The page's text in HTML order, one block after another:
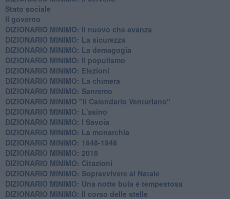
Stato sociale
Il governo
DIZIONARIO MINIMO: Il nuovo che avanza
DIZIONARIO MINIMO: La sicurezza
DIZIONARIO MINIMO: La demagogia
DIZIONARIO MINIMO: Il populismo
DIZIONARIO MINIMO: Elezioni
DIZIONARIO MINIMO: La chimera
DIZIONARIO MINIMO: Sanremo
DIZIONARIO MINIMO "Il Calendario Venturiano"
DIZIONARIO MINIMO: L'asino
DIZIONARIO MINIMO: I Savoia
DIZIONARIO MINIMO: La monarchia
DIZIONARIO MINIMO: 1848-1948
DIZIONARIO MINIMO: 2018
DIZIONARIO MINIMO: Citazioni
DIZIONARIO MINIMO: ​Sopravvivere al Natale
DIZIONARIO MINIMO: ​Una notte buia e tempestosa
DIZIONARIO MINIMO: Il corso delle stelle